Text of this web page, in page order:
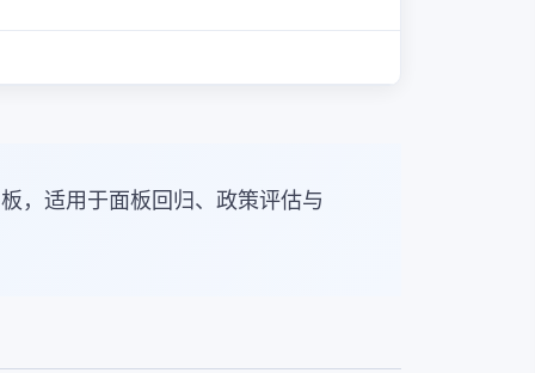
，适用于面板回归、政策评估与